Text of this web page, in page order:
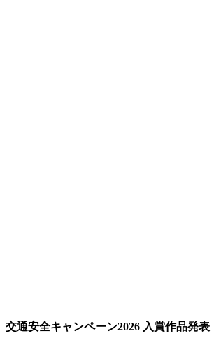
交通安全キャンペーン2026 入賞作品発表